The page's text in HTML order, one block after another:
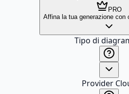
PRO
Affina la tua generazione con
Tipo di
Provider